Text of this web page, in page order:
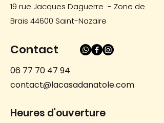
19 rue Jacques Daguerre - Zone de
Brais 44600 Saint-Nazaire
Contact
06 77 70 47 94
contact@lacasadanatole.com
Heures d'ouverture